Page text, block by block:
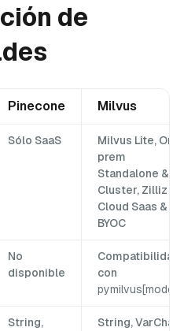
de
Pinecone Milvus
Sólo SaaS
Milvus Lite, On-
prem
Standalone &
Cluster, Zilliz
Cloud Saas &
BYOC
No
disponible
Compatibilidad
con
pymilvus[model]
String,
String, VarChar,